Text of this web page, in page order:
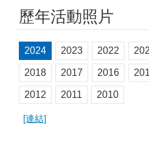
歷年活動照片
2024 2023 2022
2018 2017 2016
2012 2011 2010
[連結]